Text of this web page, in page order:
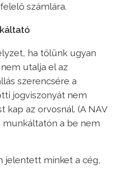
számlára.
ha tőlünk ugyan
utalja el az
szerencsére a
jogviszonyát nem
kap az orvosnál. (A NAV
munkáltatón a be nem
jelentett minket a cég,